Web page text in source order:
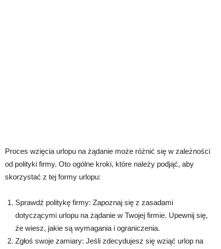
Proces wzięcia urlopu na żądanie może różnić się w zależności
od polityki firmy. Oto ogólne kroki, które należy podjąć, aby
skorzystać z tej formy urlopu:
Sprawdź politykę firmy: Zapoznaj się z zasadami
dotyczącymi urlopu na żądanie w Twojej firmie. Upewnij się,
że wiesz, jakie są wymagania i ograniczenia.
Zgłoś swoje zamiary: Jeśli zdecydujesz się wziąć urlop na